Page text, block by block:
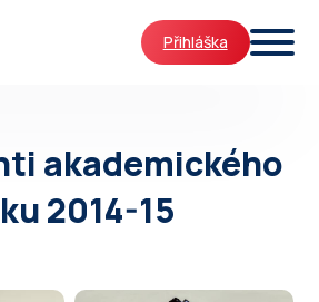
Přihláška
akademického
2014-15